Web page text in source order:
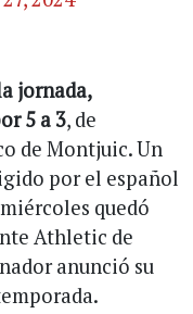
jornada,
5 a 3, de
de Montjuic. Un
por el español
quedó
Athletic de
anunció su